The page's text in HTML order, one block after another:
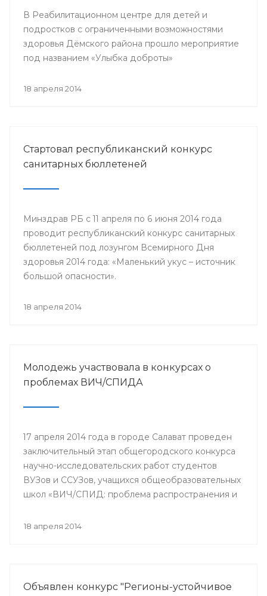
В Реабилитационном центре для детей и
подростков с ограниченными возможностями
здоровья Дёмского района прошло мероприятие
под названием «Улыбка доброты»
18 апреля 2014
Стартовал республиканский конкурс
санитарных бюллетеней
Минздрав РБ с 11 апреля по 6 июня 2014 года
проводит республиканский конкурс санитарных
бюллетеней под лозунгом Всемирного Дня
здоровья 2014 года: «Маленький укус – источник
большой опасности».
18 апреля 2014
Молодежь участвовала в конкурсах о
проблемах ВИЧ/СПИДА
17 апреля 2014 года в городе Салават проведен
заключительный этап общегородского конкурса
научно-исследовательских работ студентов
ВУЗов и ССУЗов, учащихся общеобразовательных
школ «ВИЧ/СПИД: проблема распространения и
18 апреля 2014
Объявлен конкурс "Регионы-устойчивое